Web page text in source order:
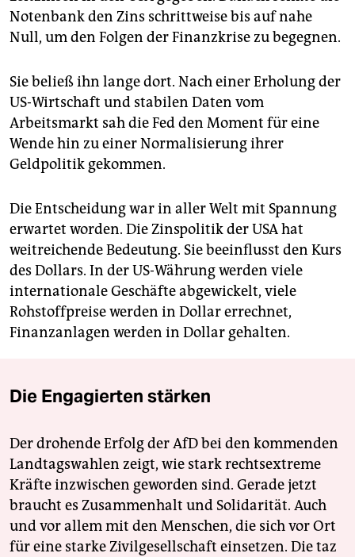
Notenbank den Zins schrittweise bis auf nahe
Null, um den Folgen der Finanzkrise zu begegnen.
Sie beließ ihn lange dort. Nach einer Erholung der
US-Wirtschaft und stabilen Daten vom
Arbeitsmarkt sah die Fed den Moment für eine
Wende hin zu einer Normalisierung ihrer
Geldpolitik gekommen.
Die Entscheidung war in aller Welt mit Spannung
erwartet worden. Die Zinspolitik der USA hat
weitreichende Bedeutung. Sie beeinflusst den Kurs
des Dollars. In der US-Währung werden viele
internationale Geschäfte abgewickelt, viele
Rohstoffpreise werden in Dollar errechnet,
Finanzanlagen werden in Dollar gehalten.
Die Engagierten stärken
Der drohende Erfolg der AfD bei den kommenden
Landtagswahlen zeigt, wie stark rechtsextreme
Kräfte inzwischen geworden sind. Gerade jetzt
braucht es Zusammenhalt und Solidarität. Auch
und vor allem mit den Menschen, die sich vor Ort
für eine starke Zivilgesellschaft einsetzen. Die taz